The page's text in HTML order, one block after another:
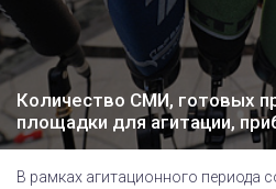
Количество СМИ, готовых
площадки для агитации,
В рамках агитационного периода